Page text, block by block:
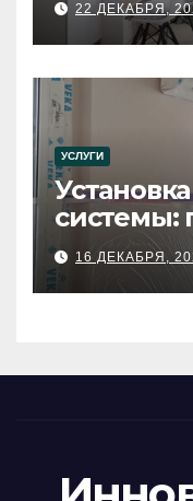
22 ДЕКАБРЯ,
УСЛУГИ
системы:
16 ДЕКАБРЯ,